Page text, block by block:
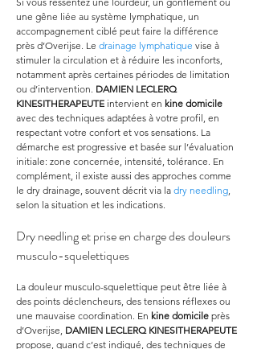
une gêne liée au système lymphatique, un
accompagnement ciblé peut faire la différence
près d’Overijse. Le drainage lymphatique vise à
stimuler la circulation et à réduire les inconforts,
notamment après certaines périodes de limitation
ou d’intervention. DAMIEN LECLERQ
KINESITHERAPEUTE intervient en kine domicile
avec des techniques adaptées à votre profil, en
respectant votre confort et vos sensations. La
démarche est progressive et basée sur l’évaluation
initiale: zone concernée, intensité, tolérance. En
complément, il existe aussi des approches comme
le dry drainage, souvent décrit via la dry needling,
selon la situation et les indications.
Dry needling et prise en charge des douleurs
musculo-squelettiques
La douleur musculo-squelettique peut être liée à
des points déclencheurs, des tensions réflexes ou
une mauvaise coordination. En kine domicile près
d’Overijse, DAMIEN LECLERQ KINESITHERAPEUTE
propose, quand c’est indiqué, des techniques de